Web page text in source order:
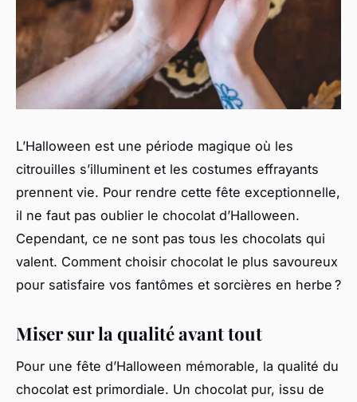
L’Halloween est une période magique où les
citrouilles s’illuminent et les costumes effrayants
prennent vie. Pour rendre cette fête exceptionnelle,
il ne faut pas oublier le chocolat d’Halloween.
Cependant, ce ne sont pas tous les chocolats qui
valent. Comment choisir chocolat le plus savoureux
pour satisfaire vos fantômes et sorcières en herbe ?
Miser sur la qualité avant tout
Pour une fête d’Halloween mémorable, la qualité du
chocolat est primordiale. Un chocolat pur, issu de